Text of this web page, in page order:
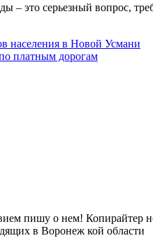
– это серьезный вопрос,
населения в Новой Усмани
платным дорогам
пишу о нем! Копирайтер
в Воронеж кой области